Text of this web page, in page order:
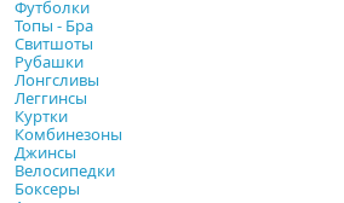
Футболки
Топы - Бра
Свитшоты
Рубашки
Лонгсливы
Леггинсы
Куртки
Комбинезоны
Джинсы
Велосипедки
Боксеры